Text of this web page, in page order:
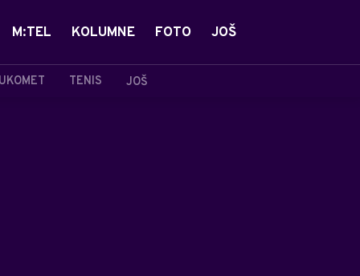
TENIS JOŠ
M:TEL KOLUMNE FOTO JOŠ